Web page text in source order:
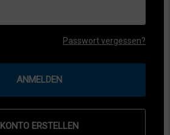
Passwort vergessen?
ANMELDEN
KONTO ERSTELLEN